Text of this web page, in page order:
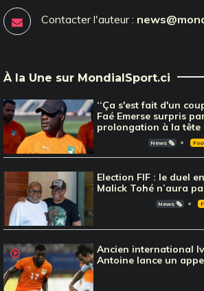
Contacter l'auteur :
À la Une sur MondialSport.ci
‘‘Ça s'est fait d'un
Faé Emerse surpris
prolongation à la tête
News 🗞️
Election FIF : le duel
Malick Tohé n’aura
News 🗞️
Ancien international
Antoine lance un